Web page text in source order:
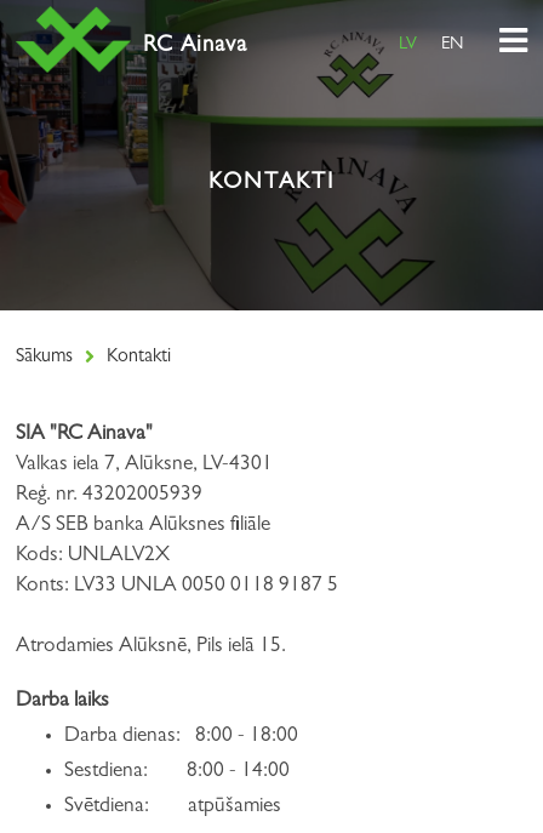
RC Ainava EN
LV
KONTAKTI
Sākums Kontakti
SIA "RC Ainava"
Valkas iela 7, Alūksne, LV-4301
Reģ. nr. 43202005939
A/S SEB banka Alūksnes filiāle
Kods: UNLALV2X
Konts: LV33 UNLA 0050 0118 9187 5
Atrodamies Alūksnē, Pils ielā 15.
Darba laiks
Darba dienas: 8:00 - 18:00
Sestdiena: 8:00 - 14:00
Svētdiena: atpūšamies